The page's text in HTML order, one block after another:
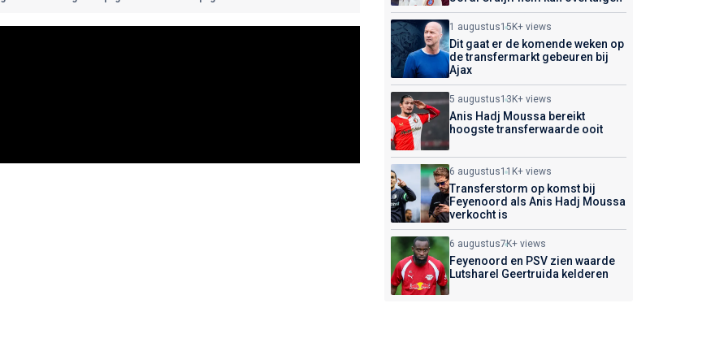
1 augustus15K+ views
Dit gaat er de komende weken op
de transfermarkt gebeuren bij
Ajax
5 augustus13K+ views
Anis Hadj Moussa bereikt
hoogste transferwaarde ooit
6 augustus11K+ views
Transferstorm op komst bij
Feyenoord als Anis Hadj Moussa
verkocht is
6 augustus7K+ views
Feyenoord en PSV zien waarde
Lutsharel Geertruida kelderen